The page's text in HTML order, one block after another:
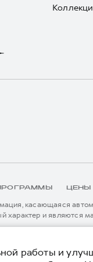
ЦЕНЫ
касающаяся
характер и являются
к ближайшему
и 2 года
автомобиля и на
работы и